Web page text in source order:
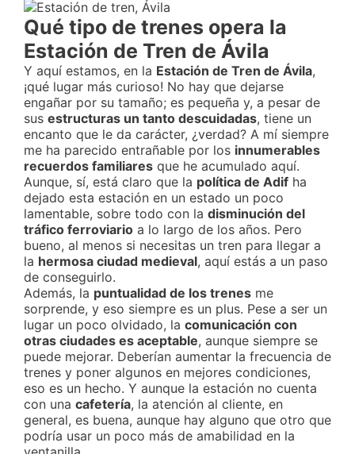
Qué tipo de trenes opera la
Estación de Tren de Ávila
Y aquí estamos, en la Estación de Tren de Ávila,
¡qué lugar más curioso! No hay que dejarse
engañar por su tamaño; es pequeña y, a pesar de
sus estructuras un tanto descuidadas, tiene un
encanto que le da carácter, ¿verdad? A mí siempre
me ha parecido entrañable por los innumerables
recuerdos familiares que he acumulado aquí.
Aunque, sí, está claro que la política de Adif ha
dejado esta estación en un estado un poco
lamentable, sobre todo con la disminución del
tráfico ferroviario a lo largo de los años. Pero
bueno, al menos si necesitas un tren para llegar a
la hermosa ciudad medieval, aquí estás a un paso
de conseguirlo.
Además, la puntualidad de los trenes me
sorprende, y eso siempre es un plus. Pese a ser un
lugar un poco olvidado, la comunicación con
otras ciudades es aceptable, aunque siempre se
puede mejorar. Deberían aumentar la frecuencia de
trenes y poner algunos en mejores condiciones,
eso es un hecho. Y aunque la estación no cuenta
con una cafetería, la atención al cliente, en
general, es buena, aunque hay alguno que otro que
podría usar un poco más de amabilidad en la